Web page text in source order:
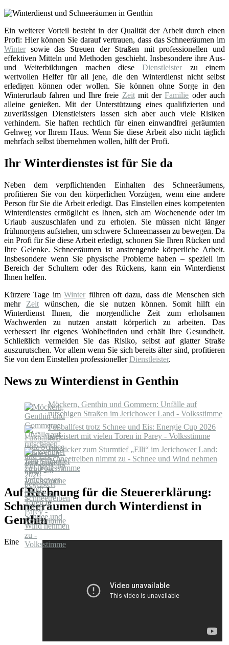
Ein weiterer Vorteil besteht in der Qualität der Arbeit durch einen
Profi: Hier können Sie darauf vertrauen, dass das Schneeräumen im
Winter sowie das Streuen der Straßen mit professionellen und
effektiven Mitteln und Methoden geschieht. Insbesondere ihre Aus-
und Weiterbildungen machen dieseDienstleister zu einem
wertvollen Helfer für all jene, die den Winterdienst nicht selbst
erledigen können oder wollen. Sie können ohne Sorge in den
Winterurlaub fahren und Ihre freie Zeitmit derFamilie oder auch
alleine genießen. Mit der Unterstützung eines qualifizierten und
zuverlässigen Dienstleisters lassen sich aber auch viele Risiken
verhindern. Sie haften rechtlich für einen einwandfrei geräumten
Gehweg vor Ihrem Haus. Wenn Sie diese Arbeit also nicht täglich
mehrfach selbst übernehmen wollen, hilft der Profi.
Ihr Winterdienstes ist für Sie da
Neben dem verpflichtenden Einhalten des Schneeräumens,
profitieren Sie von den körperlichen Vorzügen, wenn eine andere
Person für Sie die Arbeit erledigt. Das Einstellen eines kompetenten
Winterdienstes ermöglicht es Ihnen, sich am Wochenende oder im
Urlaub auszuschlafen und zu erholen. Sie müssen nicht länger
frühmorgens aufstehen, um schwere Schneemassen zu bewegen. Da
ein Profi für Sie diese Arbeit erledigt, schonen Sie Ihren Rücken und
Ihre Gelenke. Schneeräumen ist anstrengende körperliche Arbeit.
Insbesondere wenn Sie physische Probleme haben – speziell im
Bereich der Schultern oder des Rückens, kann ein Winterdienst
Ihnen helfen.
Kürzere Tage imWinter führen oft dazu, dass die Menschen sich
mehr Zeitwünschen, die sie nutzen können. Somit hilft ein
Winterdienst Ihnen, die morgendliche Zeit zum erholsamen
Wachwerden zu nutzen anstatt körperlich zu arbeiten. Das
verbessert Ihr eigenes Wohlbefinden und erhält Ihre Gesundheit.
Schließlich vermeiden Sie das Risiko, selbst auf glatter Straße
auszurutschen. Vor allem wenn Sie sich bereits älter sind, profitieren
Sie von dem Einstellen professionellerDienstleister.
News zu Winterdienst in Genthin
Möckern, Genthin und Gommern: Unfälle auf
rutschigen Straßen im Jerichower Land - Volksstimme
Fußballfest trotz Schnee und Eis: Energie Cup 2026
begeistert mit vielen Toren in Parey - Volksstimme
Liveticker zum Sturmtief „Elli“ im Jerichower Land:
Schneetreiben nimmt zu - Schnee und Wind nehmen
zu - Volksstimme
Auf Rechnung für die Steuererklärung:
Schneeräumen durch Winterdienst in
Genthin
Eine